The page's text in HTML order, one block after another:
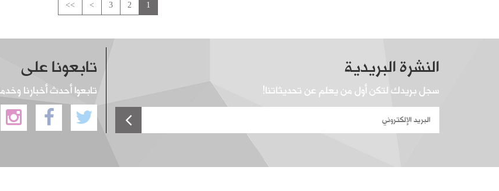
1
2
3
>
>>
النشرة البريدية
سجل بريدك لتكن أول من يعلم عن تحديثاتنا!
تابعونا على
تابعوا أحدث أخبارنا